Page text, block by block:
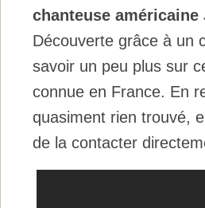
chanteuse
Découverte grâce à un
savoir un peu plus sur
connue en France. En
quasiment rien trouvé,
de la contacter